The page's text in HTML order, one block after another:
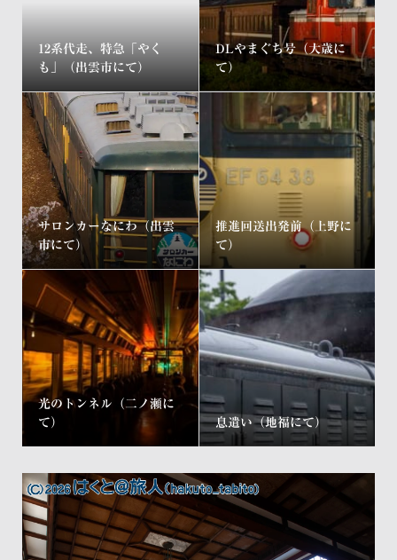
12系代走、特急「やく
も」（出雲市にて）
DLやまぐち号（大歳に
て）
サロンカーなにわ（出雲
市にて）
推進回送出発前（上野に
て）
光のトンネル（二ノ瀬に
て）
息遣い（地福にて）